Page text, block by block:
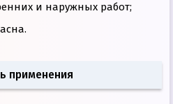
и наружных работ;
применения